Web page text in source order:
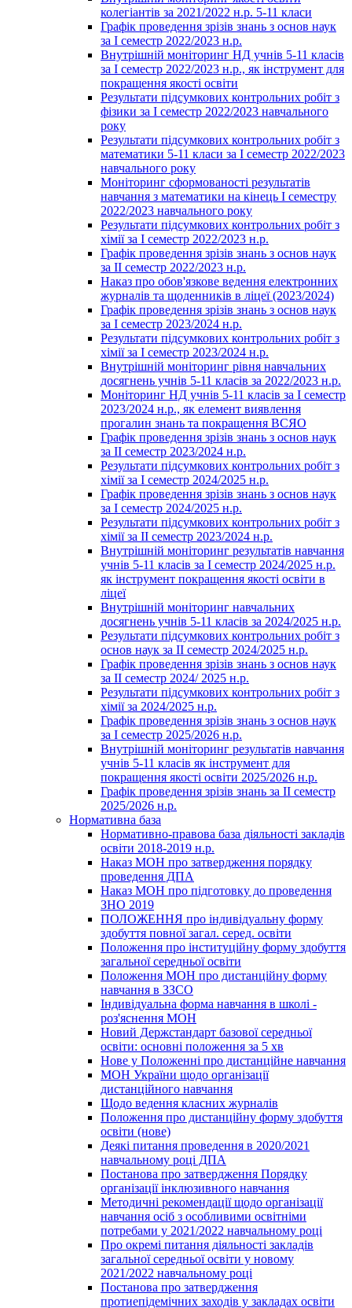
колегіантів за 2021/2022 н.р. 5-11 класи
Графік проведення зрізів знань з основ наук
за І семестр 2022/2023 н.р.
Внутрішній моніторинг НД учнів 5-11 класів
за І семестр 2022/2023 н.р., як інструмент для
покращення якості освіти
Результати підсумкових контрольних робіт з
фізики за І семестр 2022/2023 навчального
року
Результати підсумкових контрольних робіт з
математики 5-11 класи за І семестр 2022/2023
навчального року
Моніторинг сформованості результатів
навчання з математики на кінець І семестру
2022/2023 навчального року
Результати підсумкових контрольних робіт з
хімії за І семестр 2022/2023 н.р.
Графік проведення зрізів знань з основ наук
за ІІ семестр 2022/2023 н.р.
Наказ про обов'язкове ведення електронних
журналів та щоденників в ліцеї (2023/2024)
Графік проведення зрізів знань з основ наук
за І семестр 2023/2024 н.р.
Результати підсумкових контрольних робіт з
хімії за І семестр 2023/2024 н.р.
Внутрішній моніторинг рівня навчальних
досягнень учнів 5-11 класів за 2022/2023 н.р.
Моніторинг НД учнів 5-11 класів за І семестр
2023/2024 н.р., як елемент виявлення
прогалин знань та покращення ВСЯО
Графік проведення зрізів знань з основ наук
за ІІ семестр 2023/2024 н.р.
Результати підсумкових контрольних робіт з
хімії за І семестр 2024/2025 н.р.
Графік проведення зрізів знань з основ наук
за І семестр 2024/2025 н.р.
Результати підсумкових контрольних робіт з
хімії за ІІ семестр 2023/2024 н.р.
Внутрішній моніторинг результатів навчання
учнів 5-11 класів за І семестр 2024/2025 н.р.
як інструмент покращення якості освіти в
ліцеї
Внутрішній моніторинг навчальних
досягнень учнів 5-11 класів за 2024/2025 н.р.
Результати підсумкових контрольних робіт з
основ наук за ІІ семестр 2024/2025 н.р.
Графік проведення зрізів знань з основ наук
за ІІ семестр 2024/ 2025 н.р.
Результати підсумкових контрольних робіт з
хімії за 2024/2025 н.р.
Графік проведення зрізів знань з основ наук
за І семестр 2025/2026 н.р.
Внутрішній моніторинг результатів навчання
учнів 5-11 класів як інструмент для
покращення якості освіти 2025/2026 н.р.
Графік проведення зрізів знань за ІІ семестр
2025/2026 н.р.
Нормативна база
Нормативно-правова база діяльності закладів
освіти 2018-2019 н.р.
Наказ МОН про затвердження порядку
проведення ДПА
Наказ МОН про підготовку до проведення
ЗНО 2019
ПОЛОЖЕННЯ про індивідуальну форму
здобуття повної загал. серед. освіти
Положення про інституційну форму здобуття
загальної середньої освіти
Положення МОН про дистанційну форму
навчання в ЗЗСО
Індивідуальна форма навчання в школі -
роз'яснення МОН
Новий Держстандарт базової середньої
освіти: основні положення за 5 хв
Нове у Положенні про дистанційне навчання
МОН України щодо організації
дистанційного навчання
Щодо ведення класних журналів
Положення про дистанційну форму здобуття
освіти (нове)
Деякі питання проведення в 2020/2021
навчальному році ДПА
Постанова про затвердження Порядку
організації інклюзивного навчання
Методичні рекомендації щодо організації
навчання осіб з особливими освітніми
потребами у 2021/2022 навчальному році
Про окремі питання діяльності закладів
загальної середньої освіти у новому
2021/2022 навчальному році
Постанова про затвердження
протиепідемічних заходів у закладах освіти